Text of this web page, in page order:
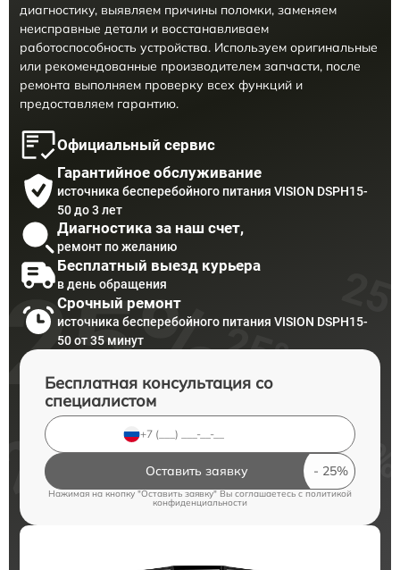
диагностику, выявляем причины поломки, заменяем
неисправные детали и восстанавливаем
работоспособность устройства. Используем оригинальные
или рекомендованные производителем запчасти, после
ремонта выполняем проверку всех функций и
предоставляем гарантию.
Официальный сервис
Гарантийное обслуживание
источника бесперебойного питания VISION DSPH15-
50 до 3 лет
Диагностика за наш счет,
ремонт по желанию
Бесплатный выезд курьера
в день обращения
Срочный ремонт
источника бесперебойного питания VISION DSPH15-
50 от 35 минут
Бесплатная консультация со
специалистом
Оставить заявку
Нажимая на кнопку "Оставить заявку" Вы соглашаетесь cполитикой
конфиденциальности